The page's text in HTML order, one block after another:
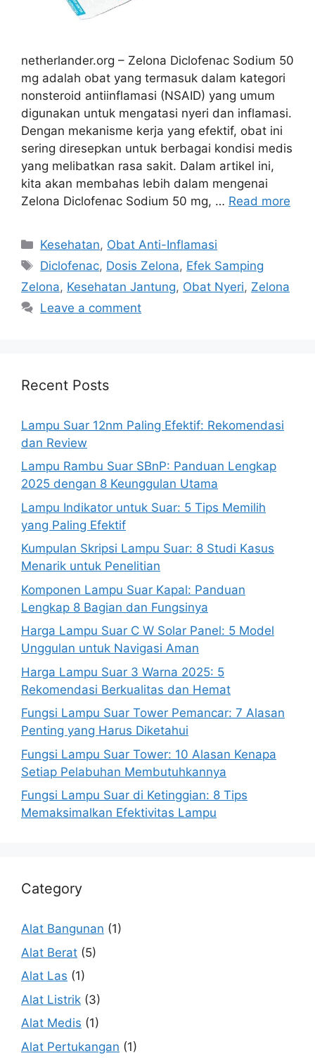
netherlander.org – Zelona Diclofenac Sodium 50
mg adalah obat yang termasuk dalam kategori
nonsteroid antiinflamasi (NSAID) yang umum
digunakan untuk mengatasi nyeri dan inflamasi.
Dengan mekanisme kerja yang efektif, obat ini
sering diresepkan untuk berbagai kondisi medis
yang melibatkan rasa sakit. Dalam artikel ini,
kita akan membahas lebih dalam mengenai
Zelona Diclofenac Sodium 50 mg, … Read more
Categories
Kesehatan, Obat Anti-Inflamasi
Tags
Diclofenac, Dosis Zelona, Efek Samping
Zelona, Kesehatan Jantung, Obat Nyeri, Zelona
Leave a comment
Recent Posts
Lampu Suar 12nm Paling Efektif: Rekomendasi
dan Review
Lampu Rambu Suar SBnP: Panduan Lengkap
2025 dengan 8 Keunggulan Utama
Lampu Indikator untuk Suar: 5 Tips Memilih
yang Paling Efektif
Kumpulan Skripsi Lampu Suar: 8 Studi Kasus
Menarik untuk Penelitian
Komponen Lampu Suar Kapal: Panduan
Lengkap 8 Bagian dan Fungsinya
Harga Lampu Suar C W Solar Panel: 5 Model
Unggulan untuk Navigasi Aman
Harga Lampu Suar 3 Warna 2025: 5
Rekomendasi Berkualitas dan Hemat
Fungsi Lampu Suar Tower Pemancar: 7 Alasan
Penting yang Harus Diketahui
Fungsi Lampu Suar Tower: 10 Alasan Kenapa
Setiap Pelabuhan Membutuhkannya
Fungsi Lampu Suar di Ketinggian: 8 Tips
Memaksimalkan Efektivitas Lampu
Category
Alat Bangunan (1)
Alat Berat (5)
Alat Las (1)
Alat Listrik (3)
Alat Medis (1)
Alat Pertukangan (1)